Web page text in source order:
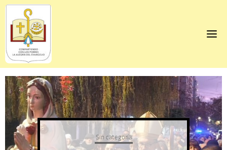
Skip
content
Sin categoría